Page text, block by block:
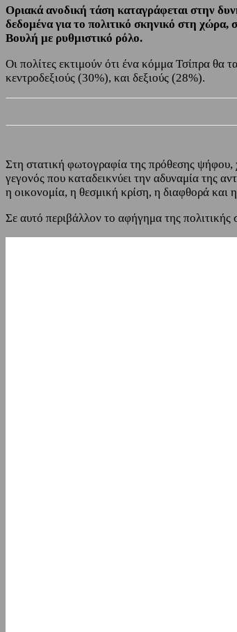
Οριακά ανοδική τάση καταγράφεται στην
δεδομένα για το πολιτικό σκηνικό στη
Βουλή με ρυθμιστικό ρόλο.
Οι πολίτες εκτιμούν ότι ένα κόμμα Τσίπρα θα
κεντροδεξιούς (30%), και δεξιούς (28%).
Στη στατική φωτογραφία της πρόθεσης
γεγονός που καταδεικνύει την αδυναμία της
η οικονομία, η θεσμική κρίση, η διαφθορά και
Σε αυτό περιβάλλον το αφήγημα της